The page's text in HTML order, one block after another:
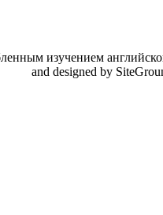
изучением
and designed by